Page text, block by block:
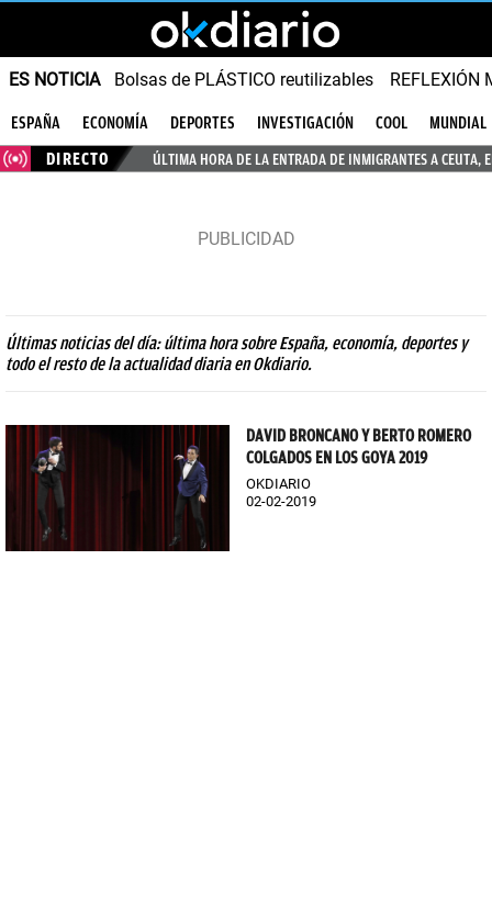
ES NOTICIA Bolsas de PLÁSTICO reutilizables REFLEXIÓN
ESPAÑA ECONOMÍA DEPORTES INVESTIGACIÓN COOL
MUNDIAL
DIRECTO
ÚLTIMA HORA DE LA ENTRADA DE INMIGRANTES A CEUTA,
Últimas noticias del día: última hora sobre España, economía, deportes y
todo el resto de la actualidad diaria en Okdiario.
DAVID BRONCANO Y BERTO ROMERO
COLGADOS EN LOS GOYA 2019
OKDIARIO
02-02-2019